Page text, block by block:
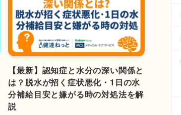
【最新】認知症と水分の深い関係と
は？脱水が招く症状悪化・1日の水
分補給目安と嫌がる時の対処法を解
説